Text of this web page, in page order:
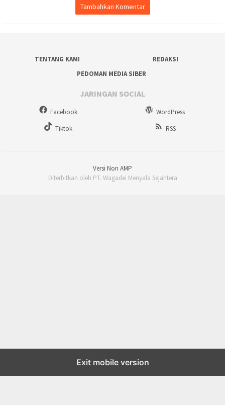
Tambahkan Komentar
TENTANG KAMI
REDAKSI
PEDOMAN MEDIA SIBER
JARINGAN SOCIAL
Facebook
WordPress
Tiktok
RSS
Versi Non AMP
Diterbitkan oleh PT. Wagadei Menyala Sejahtera
Exit mobile version